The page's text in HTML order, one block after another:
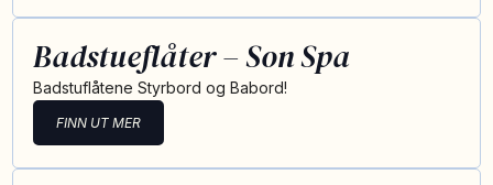
Badstueflåter – Son Spa
Badstuflåtene Styrbord og Babord!
FINN UT MER